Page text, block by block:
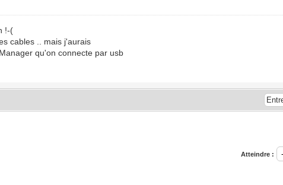
!-(
cables .. mais j'aurais
qu'on connecte par usb
Atteindre :